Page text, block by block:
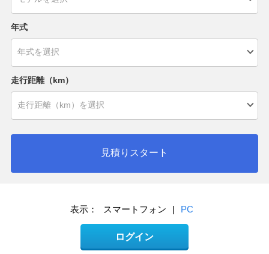
年式
走行距離（km）
見積りスタート
表示： スマートフォン | PC
ログイン